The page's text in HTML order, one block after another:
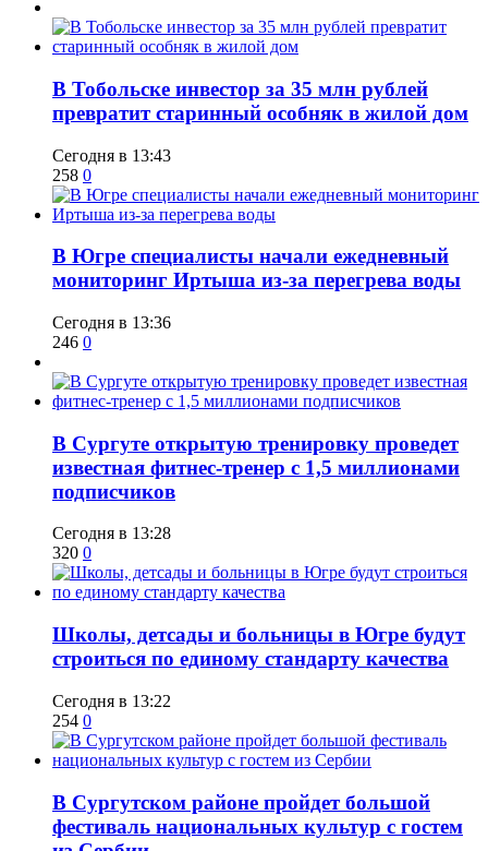
В Тобольске инвестор за 35 млн рублей
превратит старинный особняк в жилой дом
Сегодня в 13:43
258 0
В Югре специалисты начали ежедневный
мониторинг Иртыша из-за перегрева воды
Сегодня в 13:36
246 0
В Сургуте открытую тренировку проведет
известная фитнес-тренер с 1,5 миллионами
подписчиков
Сегодня в 13:28
320 0
Школы, детсады и больницы в Югре будут
строиться по единому стандарту качества
Сегодня в 13:22
254 0
В Сургутском районе пройдет большой
фестиваль национальных культур с гостем